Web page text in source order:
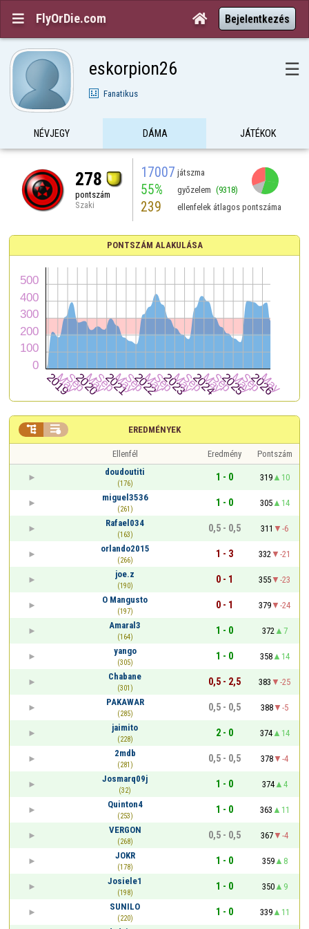
 FlyOrDie.com  Bejelentkezés
eskorpion26 ☰
Fanatikus
NÉVJEGY DÁMA JÁTÉKOK
278
pontszám
Szaki
17007 játszma
55% győzelem (9318)
239 ellenfelek átlagos pontszáma
PONTSZÁM ALAKULÁSA
EREDMÉNYEK
 
Ellenfél Eredmény
Pontszám
doudoutiti
(176)
1 - 0 319
10
miguel3536
(261)
1 - 0 305
14
Rafael034
(163)
0,5 - 0,5 311
-6
orlando2015
(266)
1 - 3 332
-21
joe.z
(190)
0 - 1 355
-23
O Mangusto
(197)
0 - 1 379
-24
Amaral3
(164)
1 - 0 372
7
yango
(305)
1 - 0 358
14
Chabane
(301)
0,5 - 2,5 383
-25
PAKAWAR
(285)
0,5 - 0,5 388
-5
jaimito
(228)
2 - 0 374
14
2mdb
(281)
0,5 - 0,5 378
-4
Josmarq09j
(32)
1 - 0 374
4
Quinton4
(253)
1 - 0 363
11
VERGON
(268)
0,5 - 0,5 367
-4
JOKR
(178)
1 - 0 359
8
Josiele1
(198)
1 - 0 350
9
SUNILO
(220)
1 - 0 339
11